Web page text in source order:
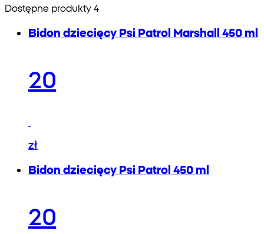
Dostępne produkty 4
Bidon dziecięcy Psi Patrol Marshall 450 ml
20
zł
Bidon dziecięcy Psi Patrol 450 ml
20